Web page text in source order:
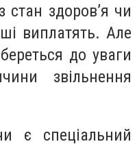
стан здоров’я чи
виплатять. Але
до уваги
звільнення
є спеціальний